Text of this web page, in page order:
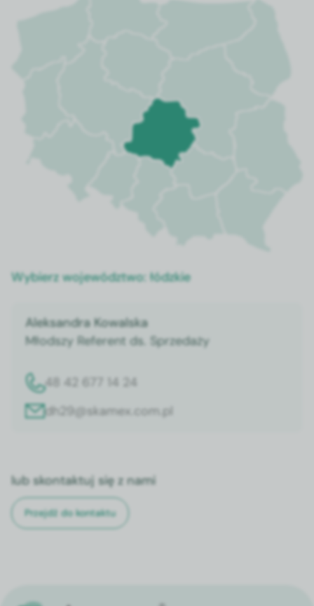
Wybierz województwo:łódzkie
Aleksandra Kowalska
Młodszy Referent ds. Sprzedaży
48 42 677 14 24
dh29@skamex.com.pl
lub skontaktuj się z nami
Przejdź do kontaktu